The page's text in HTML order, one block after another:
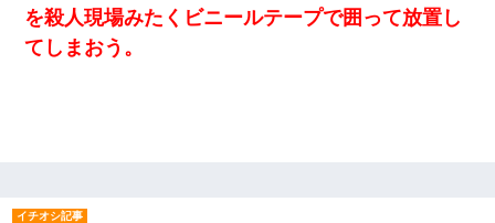
【考察】兄嫁急死の1年後、兄が引越すというので手伝いに行った
ら下着が入った引き出しの奥にとんでもないモノを見つけた
食べる量増やすわｗ」→結果ｗｗｗｗｗ
を殺人現場みたくビニールテープで囲って放置し
てしまおう。